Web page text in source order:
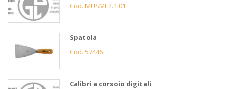
Cod. MUSME2.1.01
Spatola
Cod. 57446
Calibri a corsoio digitali